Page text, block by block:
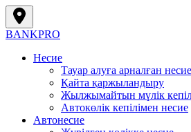
BANKPRO
Несие
Тауар алуға арналған
Қайта қаржыландыру
Жылжымайтын мүлік
Автокөлік кепілімен несие
Автонесие